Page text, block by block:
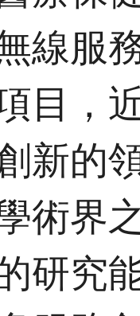
線服
目，
新的
術界
研究